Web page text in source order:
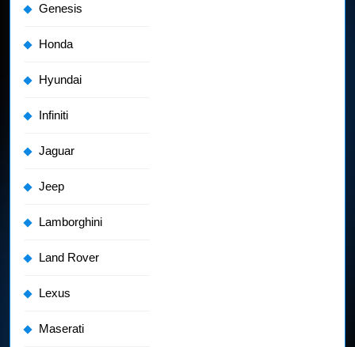
Genesis
Honda
Hyundai
Infiniti
Jaguar
Jeep
Lamborghini
Land Rover
Lexus
Maserati